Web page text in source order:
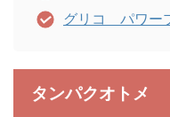
グリコ パワー
タンパクオトメ